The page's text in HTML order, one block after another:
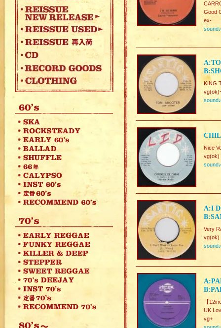
Good
ex-
sound♪
KING
sound♪
Nice
vg(ok)
sound♪
A:I
Very
vg(ok)
sound♪
【
UK
vg+